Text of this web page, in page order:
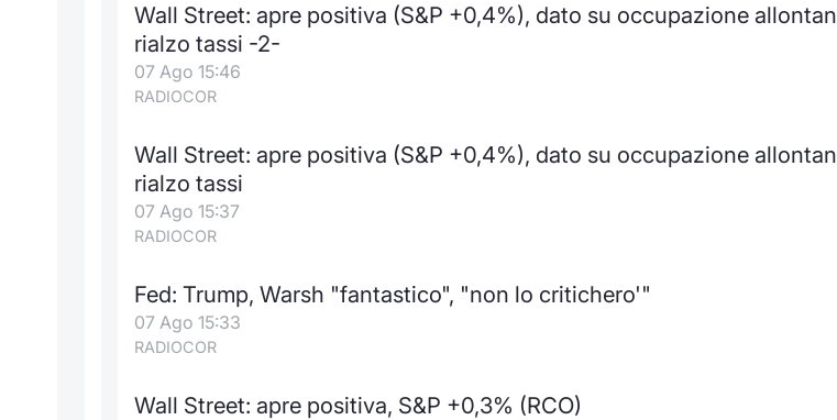
Wall Street: apre positiva (S&P +0,4%), dato su occupazione
rialzo tassi -2-
07 Ago 15:46
RADIOCOR
Wall Street: apre positiva (S&P +0,4%), dato su occupazione
rialzo tassi
07 Ago 15:37
RADIOCOR
Fed: Trump, Warsh "fantastico", "non lo critichero'"
07 Ago 15:33
RADIOCOR
Wall Street: apre positiva, S&P +0,3% (RCO)